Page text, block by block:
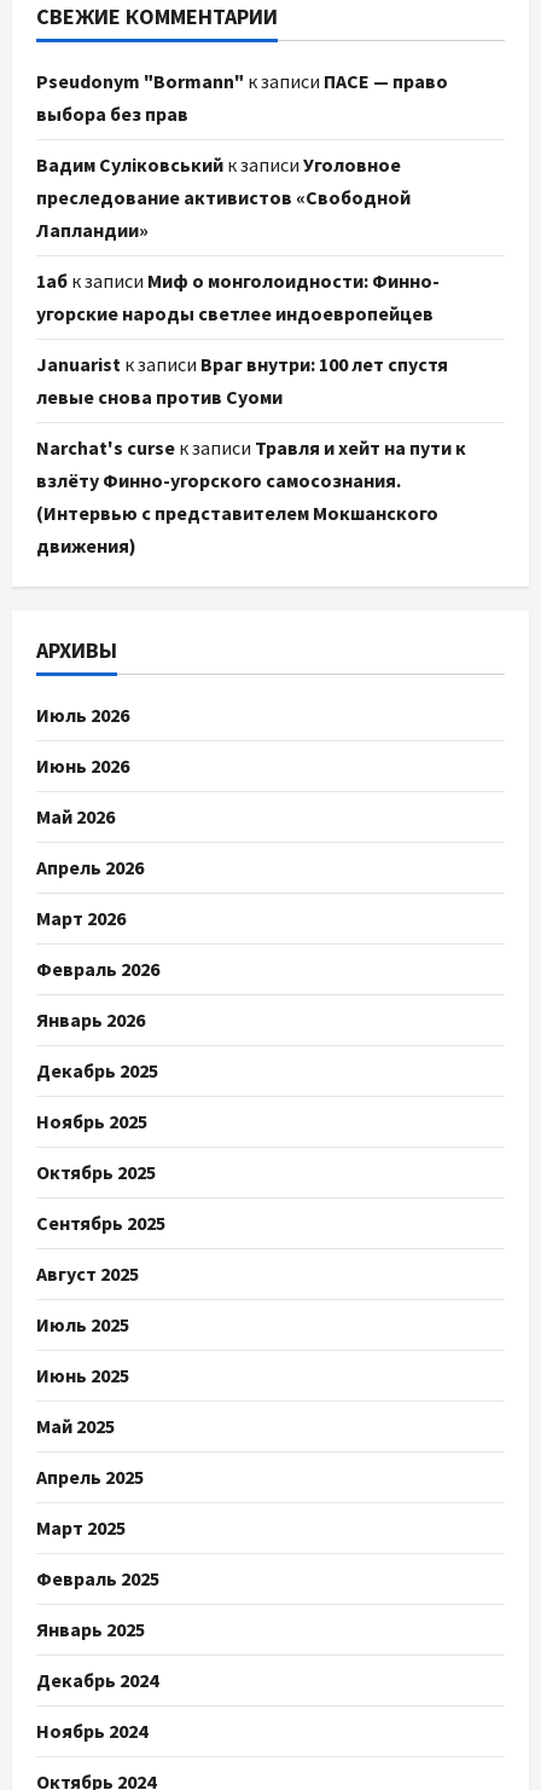
СВЕЖИЕ КОММЕНТАРИИ
Pseudonym "Bormann" к записи ПАСЕ — право
выбора без прав
Вадим Суліковський к записи Уголовное
преследование активистов «Свободной
Лапландии»
1аб к записи Миф о монголоидности: Финно-
угорские народы светлее индоевропейцев
Januarist к записи Враг внутри: 100 лет спустя
левые снова против Суоми
Narchat's curse к записи Травля и хейт на пути к
взлёту Финно-угорского самосознания.
(Интервью с представителем Мокшанского
движения)
АРХИВЫ
Июль 2026
Июнь 2026
Май 2026
Апрель 2026
Март 2026
Февраль 2026
Январь 2026
Декабрь 2025
Ноябрь 2025
Октябрь 2025
Сентябрь 2025
Август 2025
Июль 2025
Июнь 2025
Май 2025
Апрель 2025
Март 2025
Февраль 2025
Январь 2025
Декабрь 2024
Ноябрь 2024
Октябрь 2024